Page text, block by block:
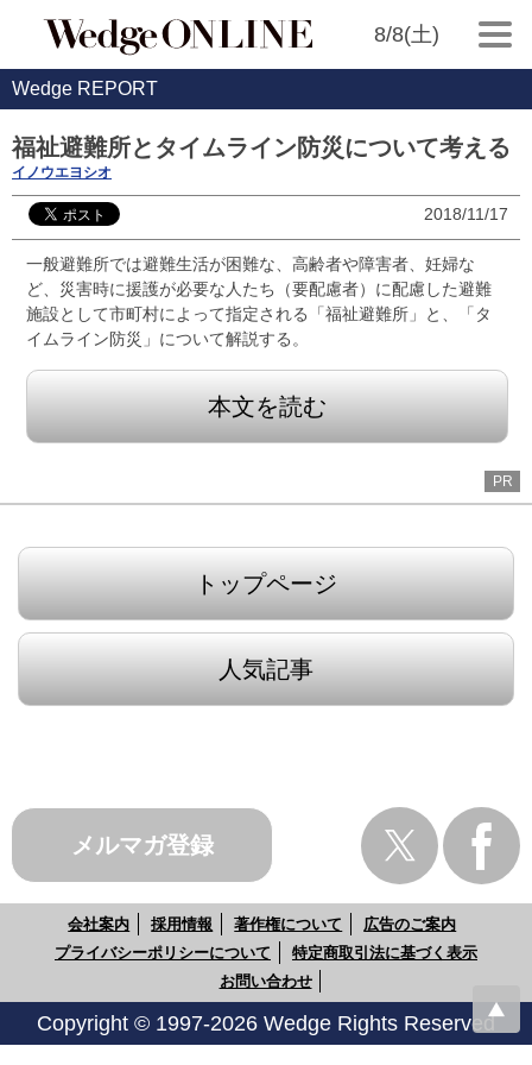
8/8(土)
Wedge REPORT
福祉避難所とタイムライン防災について考える
イノウエヨシオ
2018/11/17
一般避難所では避難生活が困難な、高齢者や障害者、妊婦な
ど、災害時に援護が必要な人たち（要配慮者）に配慮した避難
施設として市町村によって指定される「福祉避難所」と、「タ
イムライン防災」について解説する。
本文を読む
PR
トップページ
人気記事
メルマガ登録
会社案内 採用情報 著作権について
広告のご案内
プライバシーポリシーについて
特定商取引法に基づく表示
お問い合わせ
Copyright © 1997-2026 Wedge Rights Reserved